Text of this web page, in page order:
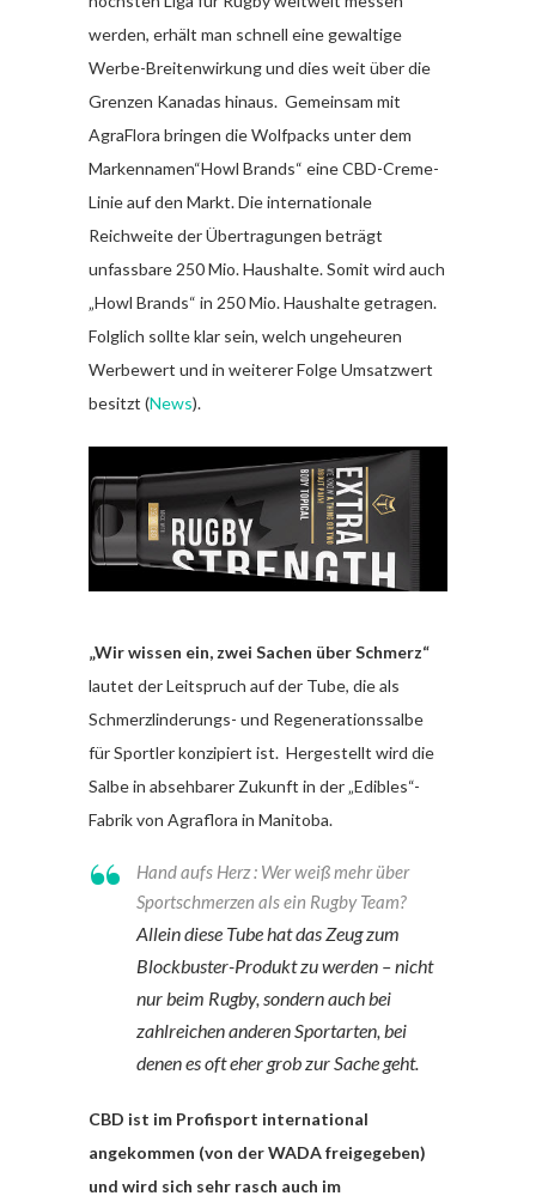
werden, erhält man schnell eine gewaltige
Werbe-Breitenwirkung und dies weit über die
Grenzen Kanadas hinaus. Gemeinsam mit
AgraFlora bringen die Wolfpacks unter dem
Markennamen“Howl Brands“ eine CBD-Creme-
Linie auf den Markt. Die internationale
Reichweite der Übertragungen beträgt
unfassbare 250 Mio. Haushalte. Somit wird auch
„Howl Brands“ in 250 Mio. Haushalte getragen.
Folglich sollte klar sein, welch ungeheuren
Werbewert und in weiterer Folge Umsatzwert
besitzt (News).
„Wir wissen ein, zwei Sachen über Schmerz“
lautet der Leitspruch auf der Tube, die als
Schmerzlinderungs- und Regenerationssalbe
für Sportler konzipiert ist. Hergestellt wird die
Salbe in absehbarer Zukunft in der „Edibles“-
Fabrik von Agraflora in Manitoba.
Hand aufs Herz : Wer weiß mehr über
Sportschmerzen als ein Rugby Team?
Allein diese Tube hat das Zeug zum
Blockbuster-Produkt zu werden – nicht
nur beim Rugby, sondern auch bei
zahlreichen anderen Sportarten, bei
denen es oft eher grob zur Sache geht.
CBD ist im Profisport international
angekommen (von der WADA freigegeben)
und wird sich sehr rasch auch im